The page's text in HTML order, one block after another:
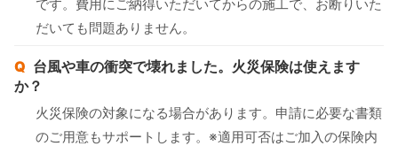
です。費用にご納得いただいてからの施工で、お断りいた
だいても問題ありません。
台風や車の衝突で壊れました。火災保険は使えます
か？
火災保険の対象になる場合があります。申請に必要な書類
のご用意もサポートします。※適用可否はご加入の保険内